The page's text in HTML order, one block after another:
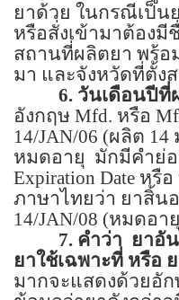
ยาด้วย ในกรณีเป็น
หรือสั่งเข้ามาต้องมี
สถานที่ผลิตยา พร้อ
มา และจังหวัดที่ตั้ง
6. วันเดือนปีที่
อังกฤษ Mfd. หรือ
14/JAN/06 (ผลิต 14
หมดอายุ มักมีคำย่
Expiration Date หรือ
ภาษาไทยว่า ยาสิ้น
14/JAN/08 (หมดอายุ
7. คำว่า ยาอั
ยาใช้เฉพาะที่ หรือ
มากจะแสดงด้วยอัก